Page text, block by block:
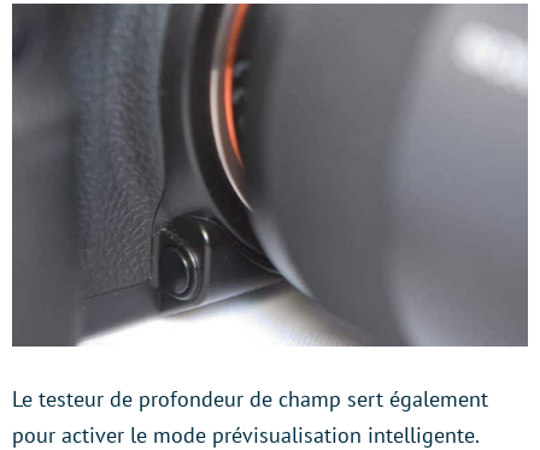
Le testeur de profondeur de champ sert également
pour activer le mode prévisualisation intelligente.